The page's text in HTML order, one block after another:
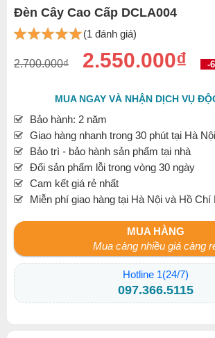
Đèn Cây Cao Cấp DCLA004
(1 đánh giá)
2.700.000₫ 2.550.000₫ -
MUA NGAY VÀ NHẬN DỊCH VỤ
Bảo hành: 2 năm
Giao hàng nhanh trong 30 phút tại Hà
Bảo trì - bảo hành sản phẩm tại nhà
Đổi sản phẩm lỗi trong vòng 30 ngày
Cam kết giá rẻ nhất
Miễn phí giao hàng tại Hà Nội và Hồ Chí
MUA HÀNG
Mua càng nhiều giá càng
Hotline 1(24/7)
097.366.5115